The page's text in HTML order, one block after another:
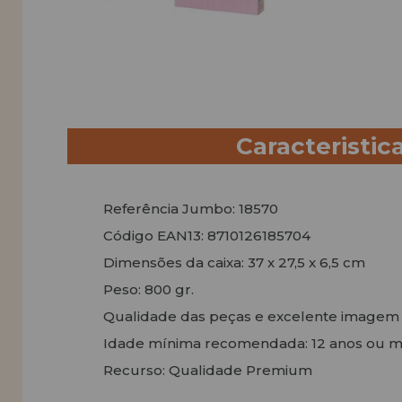
Referência Jumbo: 18570
Código EAN13: 8710126185704
Dimensões da caixa: 37 x 27,5 x 6,5 cm
Peso: 800 gr.
Qualidade das peças e excelente imagem
Idade mínima recomendada: 12 anos ou
Recurso: Qualidade Premium